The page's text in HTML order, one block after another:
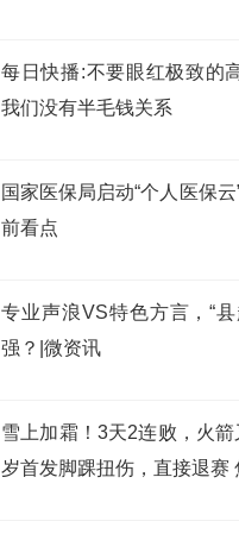
每日快播:不要眼红极致的
我们没有半毛钱关系
国家医保局启动“个人医保云
前看点
专业声浪VS特色方言，“
强？|微资讯
雪上加霜！3天2连败，火
岁首发脚踝扭伤，直接退赛